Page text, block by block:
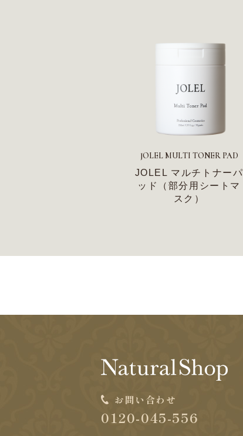
JOLEL MULTI TONER PAD
JOLEL マルチトナーパ
ッド（部分用シートマ
スク）
お問い合わせ
0120-045-556